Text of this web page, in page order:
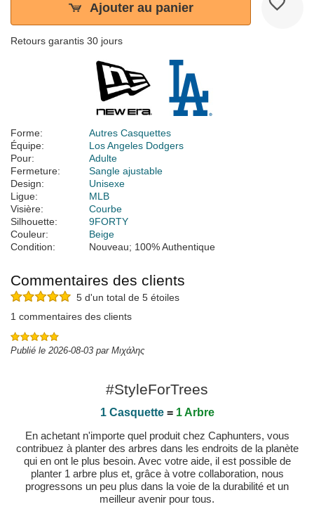
Ajouter au panier
Retours garantis 30 jours
Forme:
Autres Casquettes
Équipe:
Los Angeles Dodgers
Pour:
Adulte
Fermeture:
Sangle ajustable
Design:
Unisexe
Ligue:
MLB
Visière:
Courbe
Silhouette:
9FORTY
Couleur:
Beige
Condition:
Nouveau; 100% Authentique
Commentaires des clients
5 d'un total de 5 étoiles
1 commentaires des clients
Publié le 2026-08-03 par Μιχάλης
#StyleForTrees
1 Casquette= 1 Arbre
En achetant n'importe quel produit chez Caphunters, vous
contribuez à planter des arbres dans les endroits de la planète
qui en ont le plus besoin. Avec votre aide, il est possible de
planter 1 arbre plus et, grâce à votre collaboration, nous
progressons un peu plus dans la voie de la durabilité et un
meilleur avenir pour tous.